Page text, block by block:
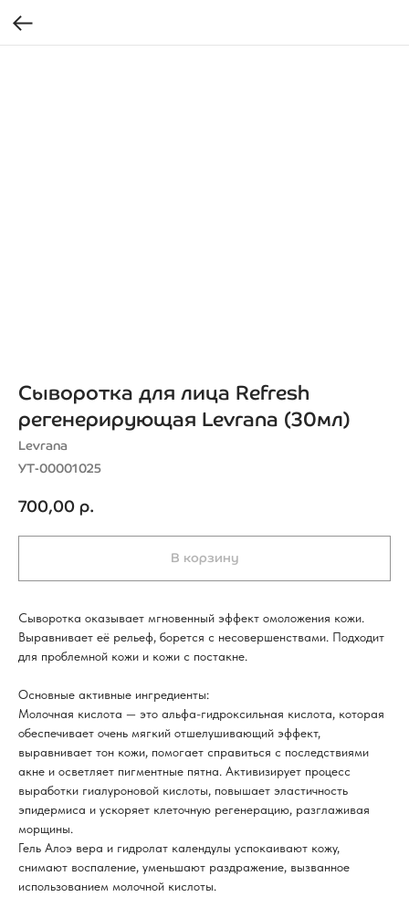
Сыворотка для лица Refresh
регенерирующая Levrana (30мл)
Levrana
УТ-00001025
700,00 р.
В корзину
Сыворотка оказывает мгновенный эффект омоложения кожи.
Выравнивает её рельеф, борется с несовершенствами. Подходит
для проблемной кожи и кожи с постакне.
Основные активные ингредиенты:
Молочная кислота — это альфа-гидроксильная кислота, которая
обеспечивает очень мягкий отшелушивающий эффект,
выравнивает тон кожи, помогает справиться с последствиями
акне и осветляет пигментные пятна. Активизирует процесс
выработки гиалуроновой кислоты, повышает эластичность
эпидермиса и ускоряет клеточную регенерацию, разглаживая
морщины.
Гель Алоэ вера и гидролат календулы успокаивают кожу,
снимают воспаление, уменьшают раздражение, вызванное
использованием молочной кислоты.